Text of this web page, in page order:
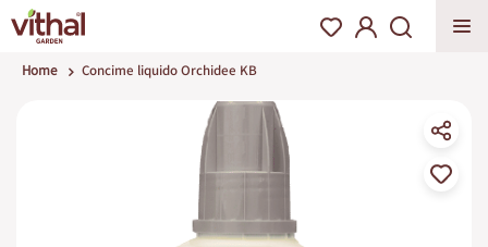
Home Concime liquido Orchidee KB